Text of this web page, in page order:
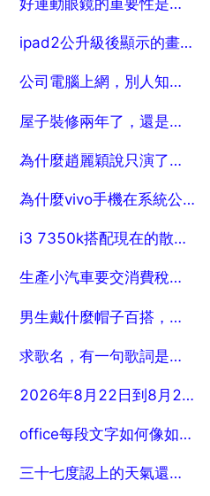
好運動眼鏡的重要性是什麼
2025-07-25 ipad2公升級後顯示的畫面是資料線指向itunes，
2025-07-25 公司電腦上網，別人知道你在幹嘛嗎
2025-07-25 屋子裝修兩年了，還是有味道
2025-07-25 為什麼趙麗穎說只演了一半楚喬傳
2025-07-25 為什麼vivo手機在系統公升級的時候會變成這樣？
2025-07-25 i3 7350k搭配現在的散熱器實際能超到多少？
2025-07-25 生產小汽車要交消費稅嗎，小轎車交不交消費稅？
2025-07-25 男生戴什麼帽子百搭，男生戴帽子怎麼搭配衣服
2025-07-25 求歌名，有一句歌詞是， 聽見風來自淺藍色憂傷 10
2025-07-25 2026年8月22日到8月27日越越南芽莊的天氣預報
2025-07-25 office每段文字如何像如下單獨分欄
2025-07-25 三十七度認上的天氣還有幾天